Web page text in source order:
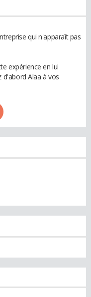
qui n'apparaît pas
expérience en lui
Alaa à vos